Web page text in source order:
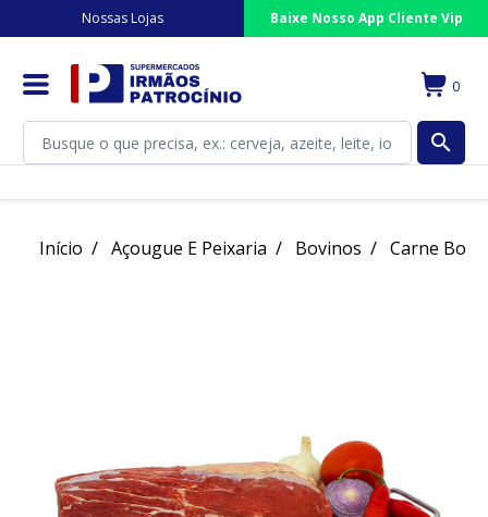
Nossas Lojas Baixe Nosso App Cliente Vip
0
search
Início Açougue E Peixaria Bovinos Carne